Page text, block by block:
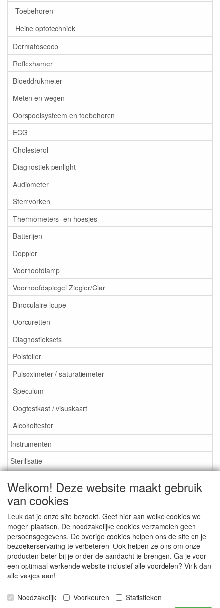
Toebehoren
Heine optotechniek
Dermatoscoop
Reflexhamer
Bloeddrukmeter
Meten en wegen
Oorspoelsysteem en toebehoren
ECG
Cholesterol
Diagnostiek penlight
Audiometer
Stemvorken
Thermometers- en hoesjes
Batterijen
Doppler
Voorhoofdlamp
Voorhoofdspiegel Ziegler/Clar
Binoculaire loupe
Oorcuretten
Diagnostieksets
Polsteller
Pulsoximeter / saturatiemeter
Speculum
Oogtestkast / visuskaart
Alcoholtester
Instrumenten
Sterilisatie
Aktieartikelen
Medisan Trading te Alblasserdam. Alle genoemde prijzen zijn
inclusief BTW enexclusief verzendkostentenzij anders
aangegeven.
Welkom! Deze website maakt gebruik
van cookies
Leuk dat je onze site bezoekt. Geef hier aan welke cookies we
mogen plaatsen. De noodzakelijke cookies verzamelen geen
persoonsgegevens. De overige cookies helpen ons de site en je
bezoekerservaring te verbeteren. Ook helpen ze ons om onze
producten beter bij je onder de aandacht te brengen. Ga je voor
een optimaal werkende website inclusief alle voordelen? Vink dan
alle vakjes aan!
Noodzakelijk Voorkeuren
Statistieken